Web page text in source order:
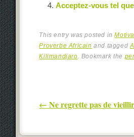
Acceptez-vous tel
This entry was posted in
Proverbe Africain and tagged
Kilimandjaro. Bookmark the
Post
← Ne regrette pas de vieillir